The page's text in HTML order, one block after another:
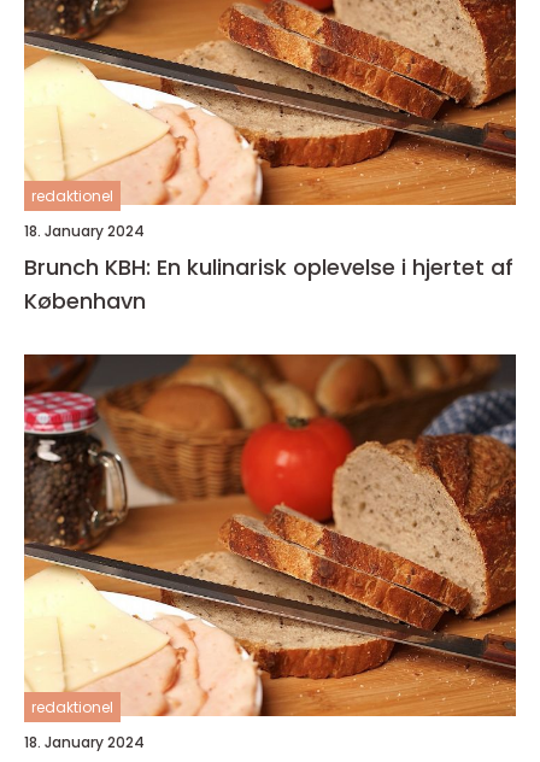
redaktionel
18. January 2024
Brunch KBH: En kulinarisk oplevelse i hjertet af
København
redaktionel
18. January 2024